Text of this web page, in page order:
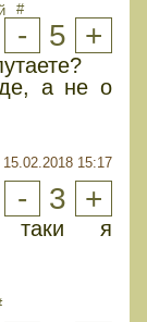
#
- 5 +
а не о
15.02.2018 15:17
- 3 +
таки я